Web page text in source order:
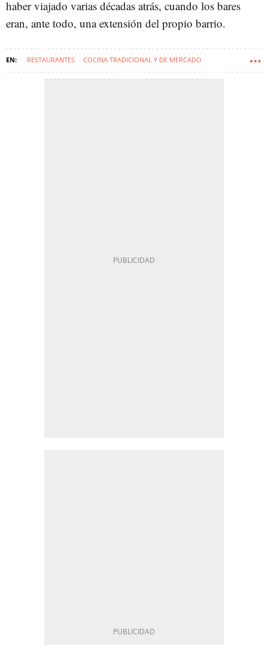
haber viajado varias décadas atrás, cuando los bares
eran, ante todo, una extensión del propio barrio.
RESTAURANTES COCINA TRADICIONAL Y DE MERCADO